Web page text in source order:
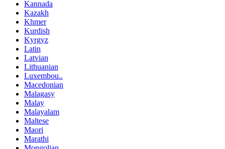
Kannada
Kazakh
Khmer
Kurdish
Kyrgyz
Latin
Latvian
Lithuanian
Luxembou..
Macedonian
Malagasy
Malay
Malayalam
Maltese
Maori
Marathi